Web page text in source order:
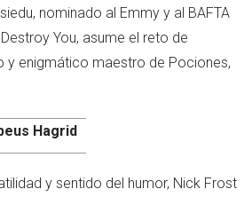
nominado al Emmy y al BAFTA
You, asume el reto de
y enigmático maestro de Pociones,
Hagrid
y sentido del humor, Nick Frost